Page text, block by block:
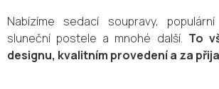
Nabízíme sedací soupravy,
sluneční postele a mnohé další. To
designu, kvalitním provedení a za